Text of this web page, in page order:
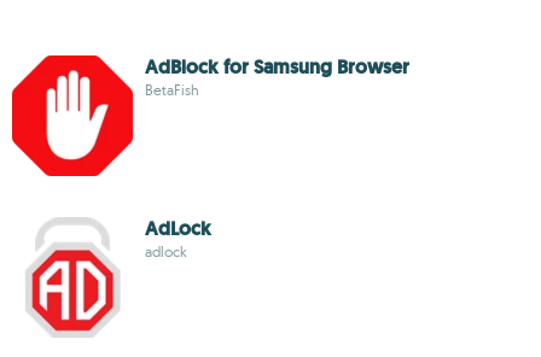
AdBlock for Samsung Browser
BetaFish
AdLock
adlock